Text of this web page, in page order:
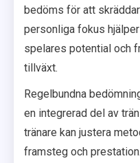
bedöms för att
personliga fokus
spelares potential och
tillväxt.
Regelbundna
en integrerad del av
tränare kan justera
framsteg och